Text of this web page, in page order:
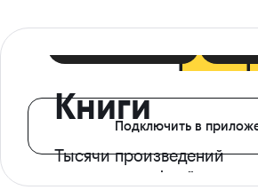
Книги
Тысячи произведений
с доступом офлайн
Подключить в